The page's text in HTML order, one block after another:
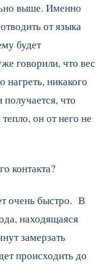
выше. Именно
от языка
будет
говорили, что вес
никакого
получается, что
он от него не
контакта?
очень быстро. В
находящаяся
замерзать
происходить до